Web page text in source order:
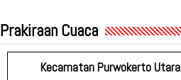
Prakiraan Cuaca
Kecamatan Purwokerto Utara